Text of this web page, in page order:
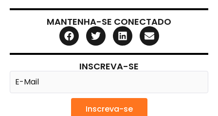
MANTENHA-SE CONECTADO
INSCREVA-SE
Inscreva-se